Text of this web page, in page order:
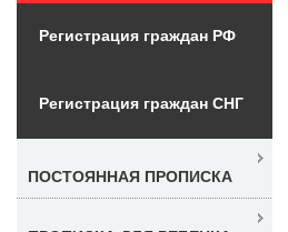
Регистрация граждан РФ
Регистрация граждан СНГ
ПОСТОЯННАЯ ПРОПИСКА